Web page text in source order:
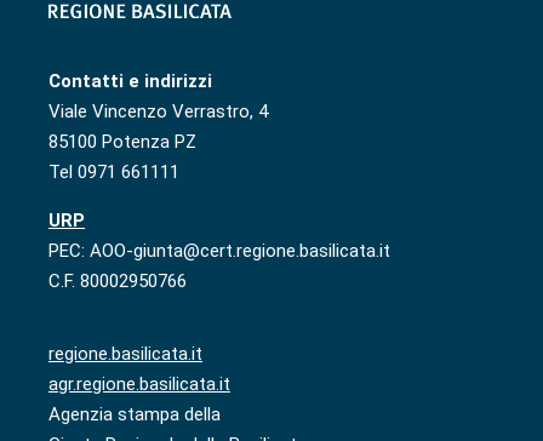
Contatti e indirizzi
Viale Vincenzo Verrastro, 4
85100 Potenza PZ
Tel 0971 661111
URP
PEC: AOO-giunta@cert.regione.basilicata.it
C.F. 80002950766
regione.basilicata.it
agr.regione.basilicata.it
Agenzia stampa della